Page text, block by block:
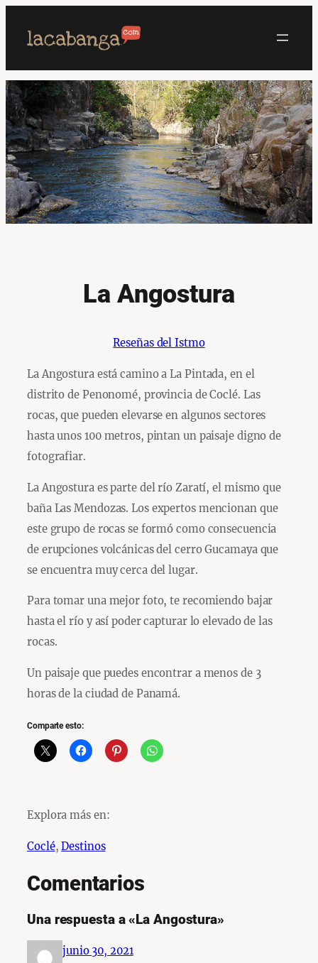
La Angostura
Reseñas del Istmo
La Angostura está camino a La Pintada, en el
distrito de Penonomé, provincia de Coclé. Las
rocas, que pueden elevarse en algunos sectores
hasta unos 100 metros, pintan un paisaje digno de
fotografiar.
La Angostura es parte del río Zaratí, el mismo que
baña Las Mendozas. Los expertos mencionan que
este grupo de rocas se formó como consecuencia
de erupciones volcánicas del cerro Gucamaya que
se encuentra muy cerca del lugar.
Para tomar una mejor foto, te recomiendo bajar
hasta el río y así poder capturar lo elevado de las
rocas.
Un paisaje que puedes encontrar a menos de 3
horas de la ciudad de Panamá.
Comparte esto:
Explora más en:
Coclé, Destinos
Comentarios
Una respuesta a «La Angostura»
junio 30, 2021